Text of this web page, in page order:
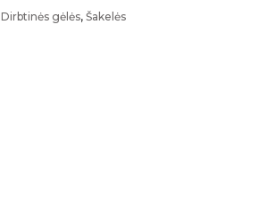
Dirbtinės gėlės, Šakelės